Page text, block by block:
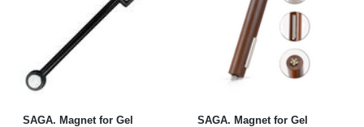
SAGA. Magnet for Gel
SAGA. Magnet for Gel